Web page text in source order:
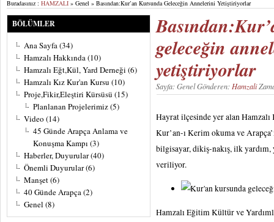
Buradasınız : HAMZALI » Genel » Basından:Kur’an Kursunda Geleceğin Annelerini Yetiştiriyorlar
BÖLÜMLER
Ana Sayfa(34)
Hamzalı Hakkında(10)
Hamzalı Eğt,Kül, Yard Derneği (6)
Hamzalı Kız Kur'an Kursu (10)
Proje,Fikir,Eleştiri Kürsüsü (15)
Planlanan Projelerimiz(5)
Video (14)
45 Günde Arapça Anlama ve
Konuşma Kampı (3)
Haberler, Duyurular(40)
Önemli Duyurular(6)
Manşet(6)
40 Günde Arapça(2)
Genel (8)
geleceğin
yetiştiriyorlar
Sayfa: Genel Gönderen: Hamzali
Hayrat ilçesinde yer alan
Kur’an-ı Kerim okuma ve
bilgisayar, dikiş-nakış, ilk
veriliyor.
Hamzalı Eğitim Kültür ve